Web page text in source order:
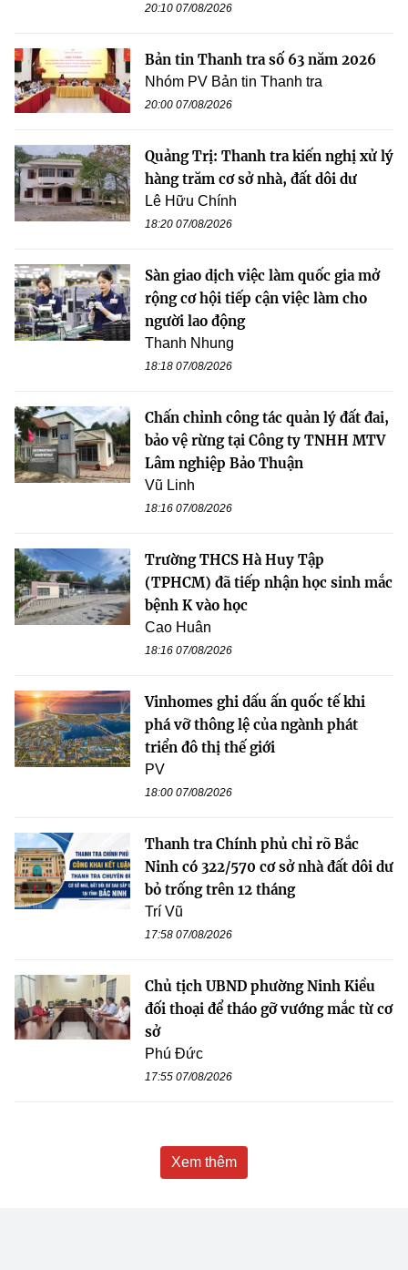
20:10 07/08/2026
Bản tin Thanh tra số 63 năm 2026
Nhóm PV Bản tin Thanh tra
20:00 07/08/2026
Quảng Trị: Thanh tra kiến nghị xử lý
hàng trăm cơ sở nhà, đất dôi dư
Lê Hữu Chính
18:20 07/08/2026
Sàn giao dịch việc làm quốc gia mở
rộng cơ hội tiếp cận việc làm cho
người lao động
Thanh Nhung
18:18 07/08/2026
Chấn chỉnh công tác quản lý đất đai,
bảo vệ rừng tại Công ty TNHH MTV
Lâm nghiệp Bảo Thuận
Vũ Linh
18:16 07/08/2026
Trường THCS Hà Huy Tập
(TPHCM) đã tiếp nhận học sinh mắc
bệnh K vào học
Cao Huân
18:16 07/08/2026
Vinhomes ghi dấu ấn quốc tế khi
phá vỡ thông lệ của ngành phát
triển đô thị thế giới
PV
18:00 07/08/2026
Thanh tra Chính phủ chỉ rõ Bắc
Ninh có 322/570 cơ sở nhà đất dôi dư
bỏ trống trên 12 tháng
Trí Vũ
17:58 07/08/2026
Chủ tịch UBND phường Ninh Kiều
đối thoại để tháo gỡ vướng mắc từ cơ
sở
Phú Đức
17:55 07/08/2026
Xem thêm